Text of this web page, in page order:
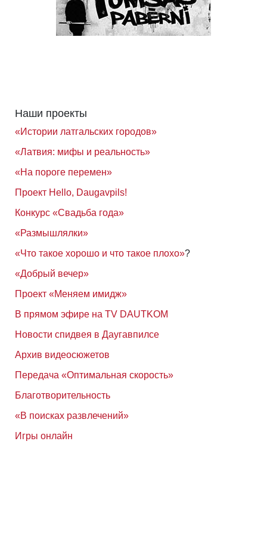
Наши проекты
«Истории латгальских городов»
«Латвия: мифы и реальность»
«На пороге перемен»
Проект Hello, Daugavpils!
Конкурс «Свадьба года»
«Размышлялки»
«Что такое хорошо и что такое плохо»?
«Добрый вечер»
Проект «Меняем имидж»
В прямом эфире на TV DAUTKOM
Новости спидвея в Даугавпилсе
Архив видеосюжетов
Передача «Оптимальная скорость»
Благотворительность
«В поисках развлечений»
Игры онлайн